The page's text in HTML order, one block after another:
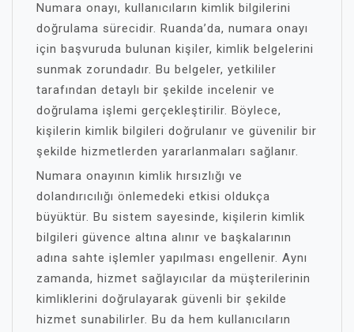
Numara onayı, kullanıcıların kimlik bilgilerini
doğrulama sürecidir. Ruanda’da, numara onayı
için başvuruda bulunan kişiler, kimlik belgelerini
sunmak zorundadır. Bu belgeler, yetkililer
tarafından detaylı bir şekilde incelenir ve
doğrulama işlemi gerçekleştirilir. Böylece,
kişilerin kimlik bilgileri doğrulanır ve güvenilir bir
şekilde hizmetlerden yararlanmaları sağlanır.
Numara onayının kimlik hırsızlığı ve
dolandırıcılığı önlemedeki etkisi oldukça
büyüktür. Bu sistem sayesinde, kişilerin kimlik
bilgileri güvence altına alınır ve başkalarının
adına sahte işlemler yapılması engellenir. Aynı
zamanda, hizmet sağlayıcılar da müşterilerinin
kimliklerini doğrulayarak güvenli bir şekilde
hizmet sunabilirler. Bu da hem kullanıcıların